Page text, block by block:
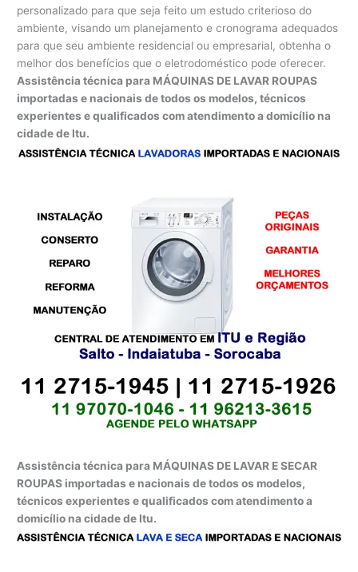
personalizado para que seja feito um estudo criterioso do
ambiente, visando um planejamento e cronograma adequados
para que seu ambiente residencial ou empresarial, obtenha o
melhor dos benefícios que o eletrodoméstico pode oferecer.
Assistência técnica para MÁQUINAS DE LAVAR ROUPAS
importadas e nacionais de todos os modelos, técnicos
experientes e qualificados com atendimento a domicílio na
cidade de Itu.
Assistência técnica para MÁQUINAS DE LAVAR E SECAR
ROUPAS importadas e nacionais de todos os modelos,
técnicos experientes e qualificados com atendimento a
domicílio na cidade de Itu.